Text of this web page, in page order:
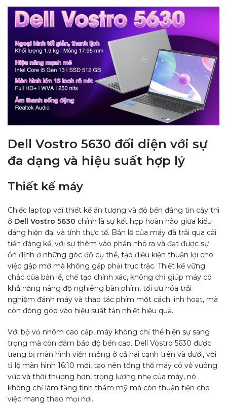
Dell Vostro 5630 đối diện với sự
đa dạng và hiệu suất hợp lý
Thiết kế máy
Chiếc laptop với thiết kế ấn tượng và độ bền đáng tin cậy thì
ở Dell Vostro 5630 chính là sự kết hợp hoàn hảo giữa kiểu
dáng hiện đại và tính thực tế. Bản lề của máy đã trải qua cải
tiến đáng kể, với sự thêm vào phần nhô ra và đạt được sự
ổn định ở những góc độ cụ thể, tạo điều kiện thuận lợi cho
việc gập mở mà không gặp phải trục trặc. Thiết kế vững
chắc của bản lề, chế tạo chính xác, không chỉ giúp máy có
khả năng nâng độ nghiêng bàn phím, tối ưu hóa trải
nghiệm đánh máy và thao tác phím một cách linh hoạt, mà
còn đóng góp vào hiệu suất tản nhiệt hiệu quả.
Với bộ vỏ nhôm cao cấp, máy không chỉ thể hiện sự sang
trọng mà còn đảm bảo độ bền cao. Dell Vostro 5630 được
trang bị màn hình viền mỏng ở cả hai cạnh trên và dưới, với
tỉ lệ màn hình 16:10 mới, tạo nên tổng thể máy có vẻ vuông
vức và thời thượng hơn, trọng lượng nhẹ của máy, nó
không chỉ làm tăng tính thẩm mỹ mà còn thuận tiện cho
việc mang theo mọi nơi.